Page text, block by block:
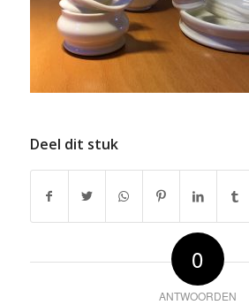
Deel dit stuk
0
ANTWOORDEN